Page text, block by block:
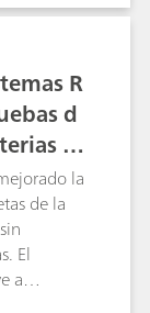
reduce
de
R
d
pr
de sula
de la
El
a